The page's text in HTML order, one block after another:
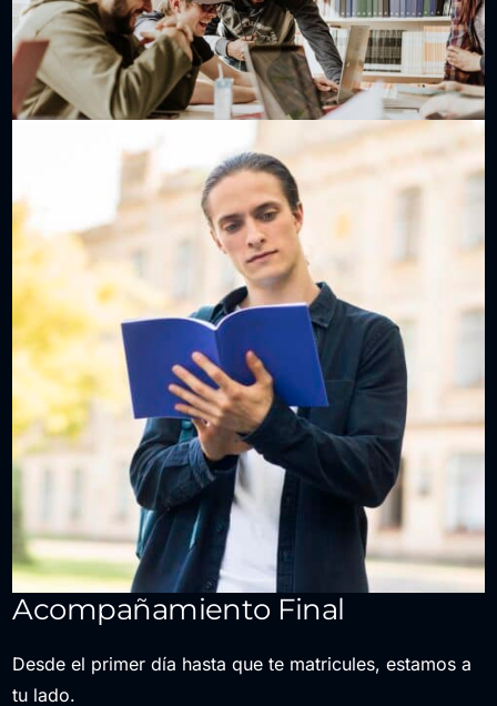
Acompañamiento Final
Desde el primer día hasta que te matricules, estamos a
tu lado.